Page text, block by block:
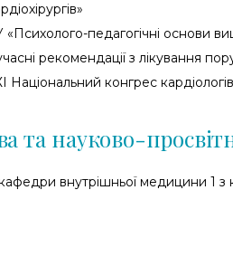
«Психолого-педагогічні основи
рекомендації з лікування
Національний конгрес
та науково-
внутрішньої медицини 1